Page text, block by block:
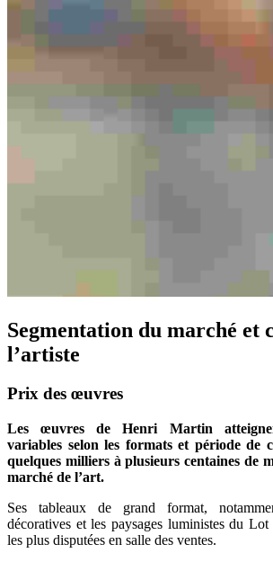
Segmentation du marché et
l’artiste
Prix des œuvres
Les œuvres de Henri Martin
variables selon les formats et période de
quelques milliers à plusieurs centaines de
marché de l’art.
Ses tableaux de grand format,
décoratives et les paysages luministes du
les plus disputées en salle des ventes.